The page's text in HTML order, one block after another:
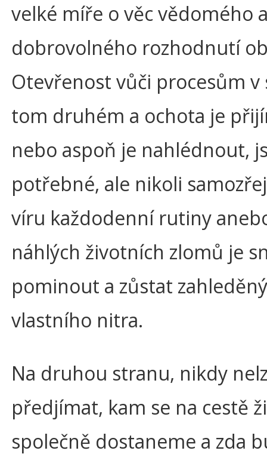
velké míře o věc vědomého
dobrovolného rozhodnutí
Otevřenost vůči procesům v
tom druhém a ochota je
nebo aspoň je nahlédnout,
potřebné, ale nikoli
víru každodenní rutiny
náhlých životních zlomů je
pominout a zůstat
vlastního nitra.
Na druhou stranu, nikdy
předjímat, kam se na cestě
společně dostaneme a zda